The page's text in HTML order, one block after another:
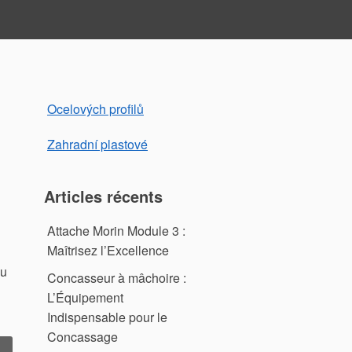
Ocelových profilů
Zahradní plastové
Articles récents
Attache Morin Module 3 :
Maîtrisez l’Excellence
Concasseur à mâchoire :
L’Équipement
Indispensable pour le
Concassage